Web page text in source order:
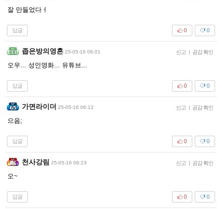
잘 만들었다ㅓ
답글 0
0
좁은방의영혼 25-05-16 06:01 신고 | 공감 확인
오우... 성인영화... 유튜브...
답글 0
0
가면라이더 25-05-16 06:12 신고 | 공감 확인
으음;
답글 0
0
천사강림 25-05-16 06:23 신고 | 공감 확인
오~
답글 0
0